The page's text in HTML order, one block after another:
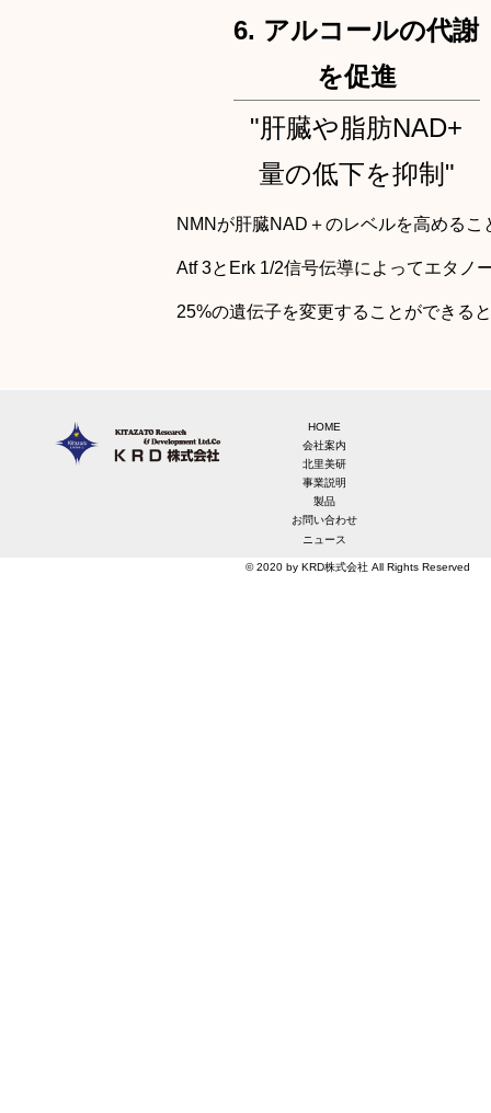
NMNが肝臓NAD＋のレベルを高めるこ
Atf 3とErk 1/2信号伝導によってエタノ
25%の遺伝子を変更することができる
6. アルコールの代謝
を促進
"肝臓や脂肪NAD+
量の低下を抑制"
HOME
会社案内
北里美研
事業説明
製品
お問い合わせ
ニュース
© 2020 by KRD株式会社 All Rights Reserved